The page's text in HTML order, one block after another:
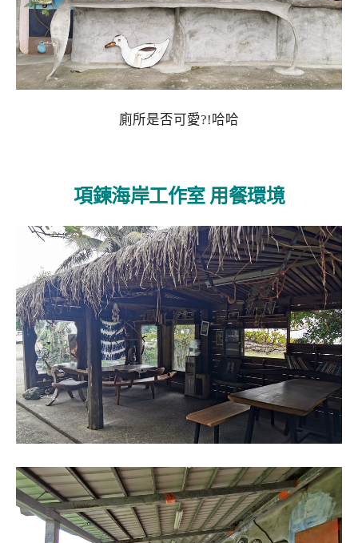
廁所是否可愛?!哈哈
項鍊海岸工作室 用餐環境